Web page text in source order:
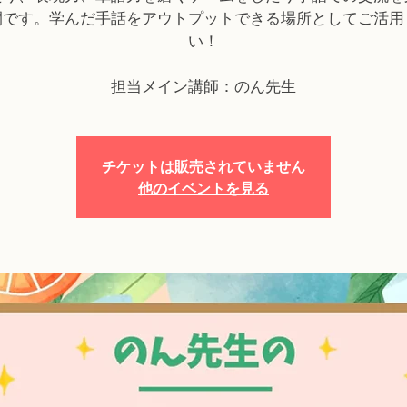
す。学んだ手話をアウトプットできる場所としてご活
い！
担当メイン講師：のん先生
チケットは販売されていません
他のイベントを見る